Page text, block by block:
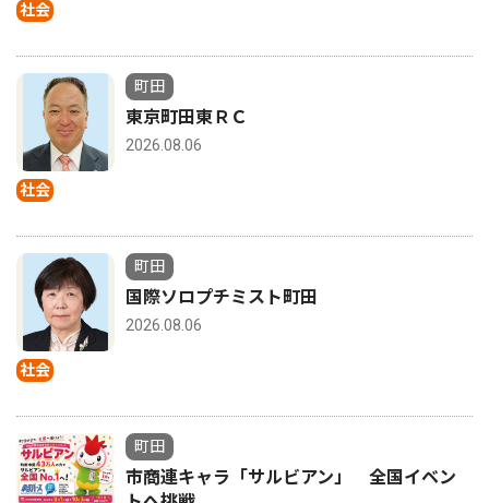
社会
社会
町田
東京町田東ＲＣ
2026.08.06
社会
町田
国際ソロプチミスト町田
2026.08.06
町田
市商連キャラ「サルビアン」 全国イベン